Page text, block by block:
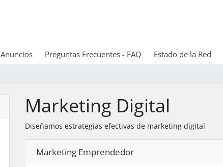
Anuncios Preguntas Frecuentes - FAQ Estado de la Red
Marketing Digital
Diseñamos estrategias efectivas de marketing digital
Marketing Emprendedor